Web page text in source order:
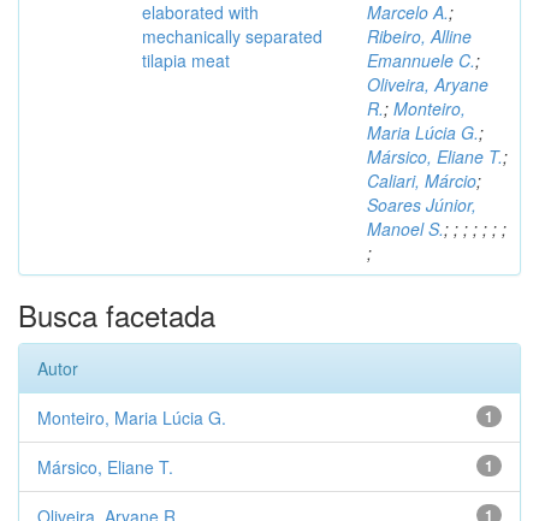
elaborated with
mechanically separated
tilapia meat
Marcelo A.;
Ribeiro, Alline
Emannuele C.;
Oliveira, Aryane
R.; Monteiro,
Maria Lúcia G.;
Mársico, Eliane T.;
Caliari, Márcio;
Soares Júnior,
Manoel S.; ; ; ; ; ; ;
;
Busca facetada
Autor
1
Monteiro, Maria Lúcia G.
1
Mársico, Eliane T.
1